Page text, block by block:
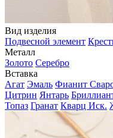
Вид изделия
Подвесной элемент
Металл
Золото Серебро
Вставка
Агат Эмаль Фианит
Цитрин Янтарь
Топаз Гранат Кварц Иск.